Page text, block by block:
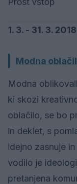
1. 3. - 31. 3. 2018
Modna
Modna
ki skozi
oblačilo, se bo
in deklet, s
idejno zasnuje
vodilo je
pretanjena